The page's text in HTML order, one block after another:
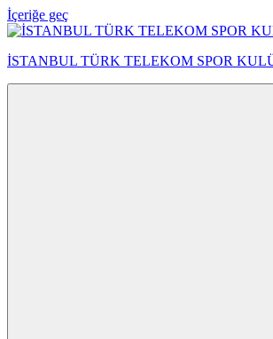
İçeriğe geç
İSTANBUL TÜRK TELEKOM SPOR